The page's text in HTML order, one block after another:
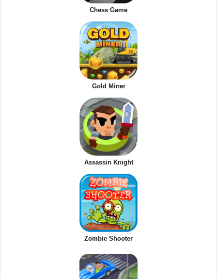
Chess Game
Gold Miner
Assassin Knight
Zombie Shooter